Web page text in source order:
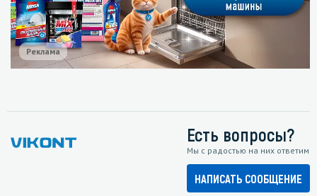
Реклама
Есть вопросы?
Мы с радостью на них ответим
НАПИСАТЬ СООБЩЕНИЕ